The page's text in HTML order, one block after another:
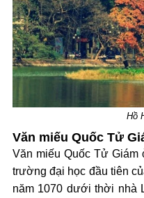
Hồ
Văn miếu Quốc Tử
Văn miếu Quốc Tử
trường đại học đầu tiên
năm 1070 dưới thời nhà